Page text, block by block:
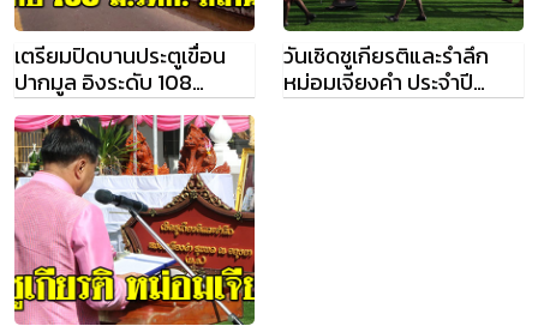
เตรียมปิดบานประตูเขื่อน
ปากมูล อิงระดับ 108
ม.รทก. สถานี M7
วันเชิดชูเกียรติและรำลึก
หม่อมเจียงคำ ประจำปี
2567